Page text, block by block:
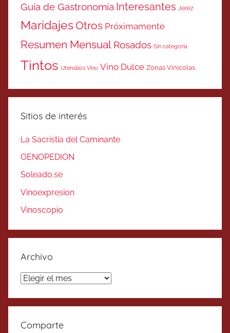
Guía de Gastronomía Interesantes Jerez
MaridajesOtros Próximamente
Resumen Mensual Rosados Sin categoría
Tintos Utensilios Vino Vino Dulce Zonas Vinicolas
Sitios de interés
La Sacristía del Caminante
OENOPEDION
Soleado.se
Vinoexpresion
Vinoscopio
Archivo
Archivo
Comparte